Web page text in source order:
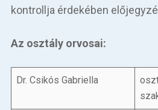
kontrollja érdekében
Az osztály orvosai:
Dr. Csikós Gabriella